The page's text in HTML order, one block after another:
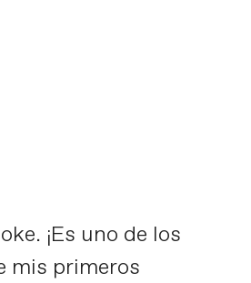
¡Es uno de los
mis primeros